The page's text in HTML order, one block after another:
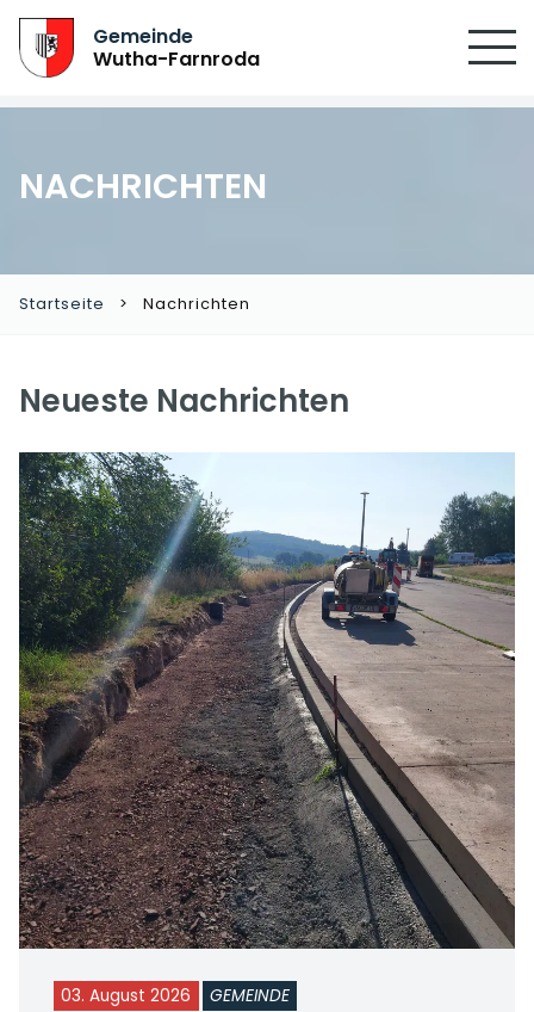
Gemeinde
Wutha-Farnroda
NACHRICHTEN
Startseite Nachrichten
Neueste Nachrichten
03. August 2026 GEMEINDE